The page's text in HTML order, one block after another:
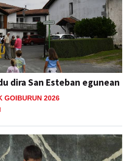
dira San Esteban egunean
GOIBURUN 2026